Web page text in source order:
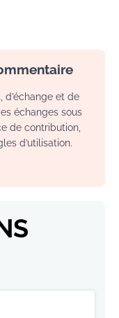
d’échange et de
échanges sous
de contribution,
d’utilisation.